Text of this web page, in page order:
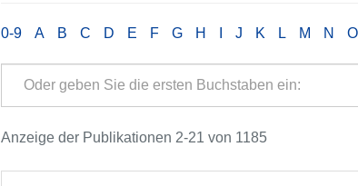
0-9 A B C D E F G H J K L M N O
Anzeige der Publikationen 2-21 von 1185